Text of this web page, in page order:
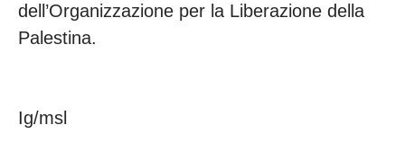
dell’Organizzazione per la Liberazione della
Palestina.
Ig/msl